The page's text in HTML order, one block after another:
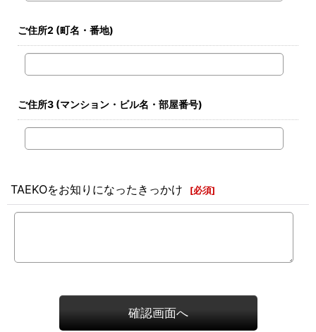
ご住所2 (町名・番地)
ご住所3 (マンション・ビル名・部屋番号)
TAEKOをお知りになったきっかけ [必須]
確認画面へ